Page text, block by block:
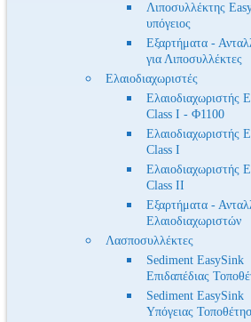
Λιποσυλλέκτης
υπόγειος
Εξαρτήματα -
για Λιποσυλλέκτες
Ελαιοδιαχωριστές
Ελαιοδιαχωριστής
Class I - Φ1100
Ελαιοδιαχωριστής
Class I
Ελαιοδιαχωριστής
Class II
Εξαρτήματα -
Ελαιοδιαχωριστών
Λασποσυλλέκτες
Sediment EasySink
Επιδαπέδιας
Sediment EasySink
Υπόγειας